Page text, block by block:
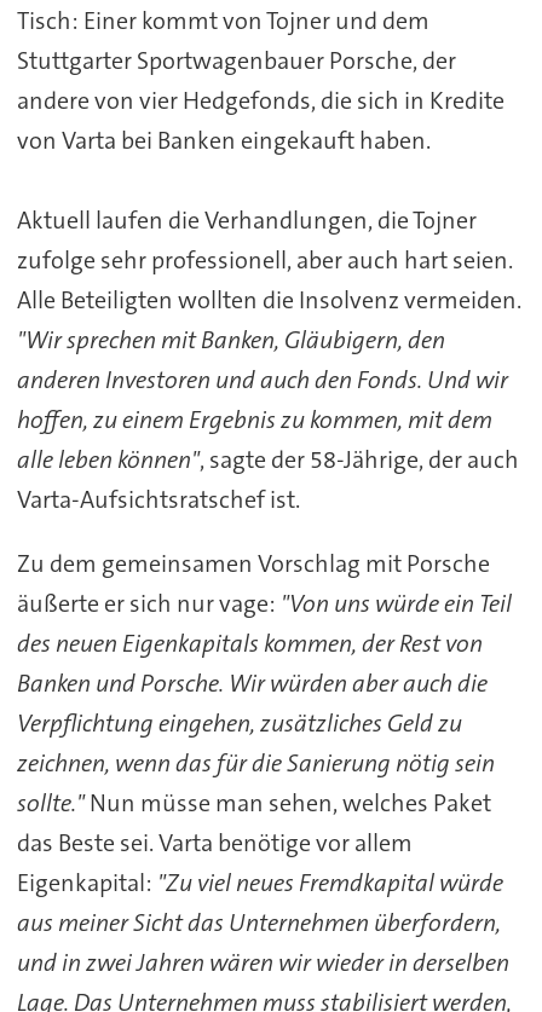
Tisch: Einer kommt von Tojner und dem
Stuttgarter Sportwagenbauer Porsche, der
andere von vier Hedgefonds, die sich in Kredite
von Varta bei Banken eingekauft haben.
Aktuell laufen die Verhandlungen, die Tojner
zufolge sehr professionell, aber auch hart seien.
Alle Beteiligten wollten die Insolvenz vermeiden.
"Wir sprechen mit Banken, Gläubigern, den
anderen Investoren und auch den Fonds. Und wir
hoffen, zu einem Ergebnis zu kommen, mit dem
alle leben können", sagte der 58-Jährige, der auch
Varta-Aufsichtsratschef ist.
Zu dem gemeinsamen Vorschlag mit Porsche
äußerte er sich nur vage: "Von uns würde ein Teil
des neuen Eigenkapitals kommen, der Rest von
Banken und Porsche. Wir würden aber auch die
Verpflichtung eingehen, zusätzliches Geld zu
zeichnen, wenn das für die Sanierung nötig sein
sollte."Nun müsse man sehen, welches Paket
das Beste sei.Varta benötige vor allem
Eigenkapital: "Zu viel neues Fremdkapital würde
aus meiner Sicht das Unternehmen überfordern,
und in zwei Jahren wären wir wieder in derselben
Lage. Das Unternehmen muss stabilisiert werden,